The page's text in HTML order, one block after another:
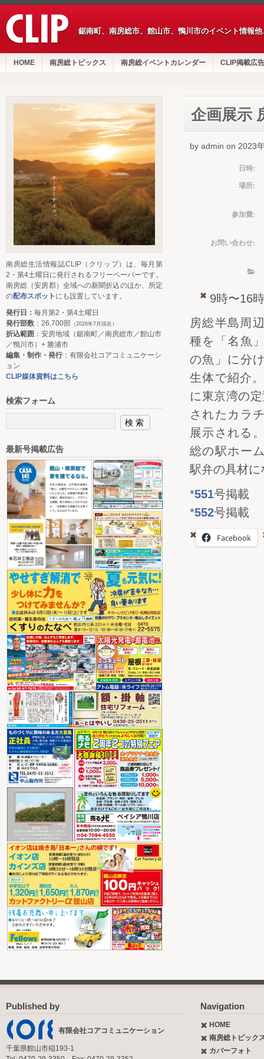
鋸南町、南房総市、館山市、鴨川市のイベント情報
HOME 南房総トピックス 南房総イベントカレンダー CLIP掲載広告
企画展示
by admin on 2023
日時:
場所:
参加費:
お問い合わせ:
9時〜16
房総半島周
種を「名魚
の魚」に分
生体で紹介
に東京湾の
されたカラ
展示される
総の駅ホー
駅弁の具材
*551号掲載
*552号掲載
Facebook
南房総生活情報誌CLIP（クリップ）は、毎月第
2・第4土曜日に発行されるフリーペーパーです。
南房総（安房郡）全域への新聞折込のほか、所定
の配布スポット にも設置しています。
発行日： 毎月第2・第4土曜日
発行部数 ：26,700部 （2026年7月現在）
折込範囲 ：安房地域（鋸南町／南房総市／館山市
／鴨川市）+ 勝浦市
編集・制作・発行：有限会社コアコミュニケーシ
ョン
CLIP媒体資料はこちら
検索フォーム
最新号掲載広告
Published by
有限会社コアコミュニケーション
千葉県館山市稲193-1
Navigation
HOME
南房総トピック
カバーフォト